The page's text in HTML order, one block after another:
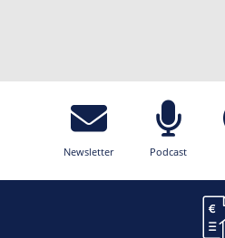
Newsletter Podcast